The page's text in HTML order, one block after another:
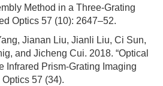
Method in a Three-Grating
Optics 57 (10): 2647–52.
Jianan Liu, Jianli Liu, Ci Sun,
and Jicheng Cui. 2018. “Optical
Infrared Prism-Grating Imaging
Optics 57 (34).